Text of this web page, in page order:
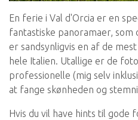
En ferie i Val d'Orcia er en
fantastiske panoramaer, som
er sandsynligvis en af de
hele Italien. Utallige er de
professionelle (mig selv
at fange skønheden og
Hvis du vil have hints til gode